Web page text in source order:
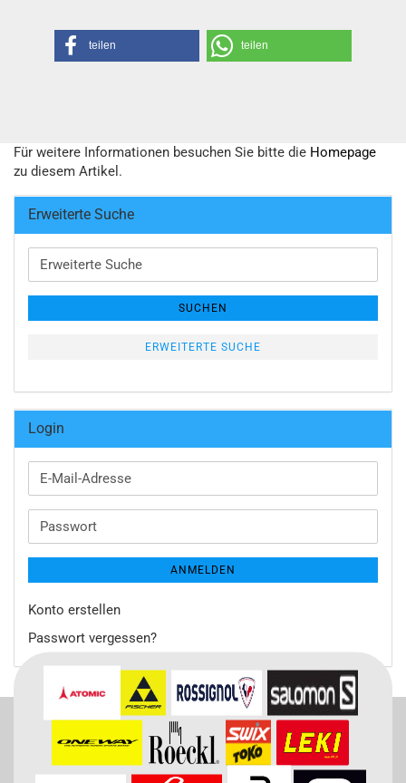
teilen teilen
Für weitere Informationen besuchen Sie bitte die Homepage
zu diesem Artikel.
Erweiterte Suche
Erweiterte
Suche
SUCHEN
ERWEITERTE SUCHE
Login
E-
Mail-
Passwort
ANMELDEN
Konto erstellen
Passwort vergessen?